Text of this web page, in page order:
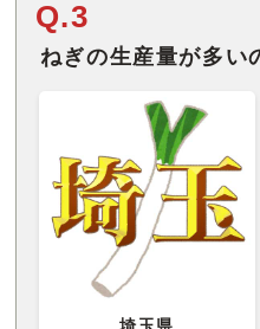
Q.3
ねぎの生産量が多い